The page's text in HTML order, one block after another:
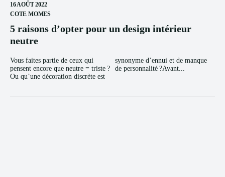
16 AOÛT 2022
COTE MOMES
5 raisons d’opter pour un design intérieur
neutre
Vous faites partie de ceux qui
pensent encore que neutre = triste ?
Ou qu’une décoration discrète est
synonyme d’ennui et de manque
de personnalité ?Avant...